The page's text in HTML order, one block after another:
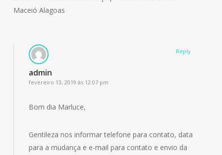
Maceió Alagoas
admin
fevereiro 13, 2019 às 12:07 pm
Bom dia Marluce,
Gentileza nos informar telefone para contato, data
para a mudança e e-mail para contato e envio da
Reply